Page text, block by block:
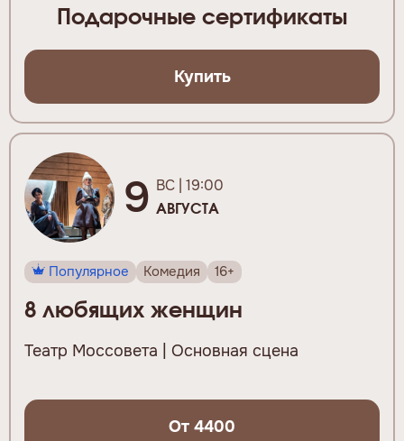
Подарочные сертификаты
Купить
9 ВС | 19:00
АВГУСТА
Популярное Комедия 16+
8 любящих женщин
Театр Моссовета | Основная сцена
От 4400